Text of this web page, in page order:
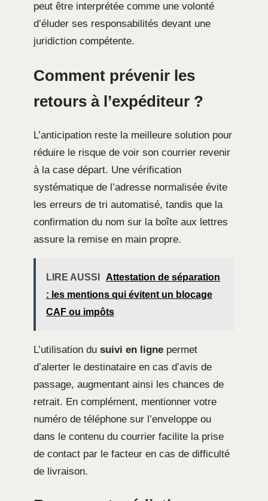
peut être interprétée comme une volonté
d’éluder ses responsabilités devant une
juridiction compétente.
Comment prévenir les
retours à l’expéditeur ?
L’anticipation reste la meilleure solution pour
réduire le risque de voir son courrier revenir
à la case départ. Une vérification
systématique de l’adresse normalisée évite
les erreurs de tri automatisé, tandis que la
confirmation du nom sur la boîte aux lettres
assure la remise en main propre.
LIRE AUSSI
Attestation de séparation
: les mentions qui évitent un blocage
CAF ou impôts
L’utilisation du suivi en ligne permet
d’alerter le destinataire en cas d’avis de
passage, augmentant ainsi les chances de
retrait. En complément, mentionner votre
numéro de téléphone sur l’enveloppe ou
dans le contenu du courrier facilite la prise
de contact par le facteur en cas de difficulté
de livraison.